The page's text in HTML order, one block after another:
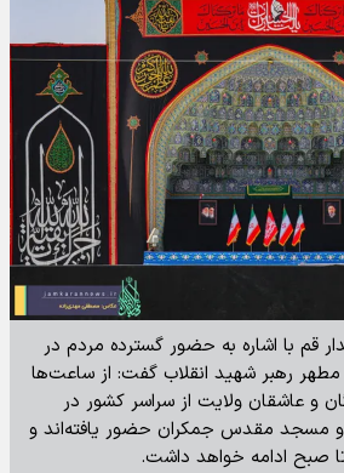
قم با اشاره به حضور گسترده مردم در
مطهر رهبر شهید انقلاب گفت: از ساعت‌ها
و عاشقان ولایت از سراسر کشور در
مسجد مقدس جمکران حضور یافته‌اند و
صبح ادامه خواهد داشت.